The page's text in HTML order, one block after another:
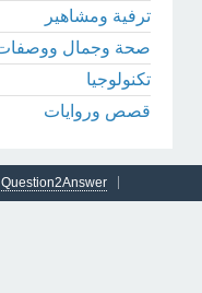
ترفية ومشاهير
صحة وجمال
تكنولوجيا
قصص وروايات
Question2Answer